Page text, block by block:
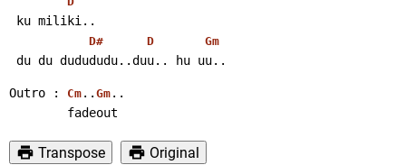
ku miliki..
D# D Gm
du du dudududu..duu.. hu uu..
Outro : Cm .. Gm ..
        fadeout
Transpose
Original